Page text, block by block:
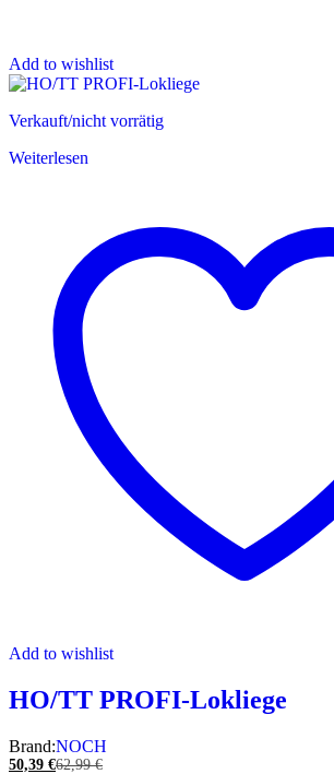
Add to wishlist
Verkauft/nicht vorrätig
Weiterlesen
Add to wishlist
HO/TT PROFI-Lokliege
Brand:NOCH
50,39 €62,99€